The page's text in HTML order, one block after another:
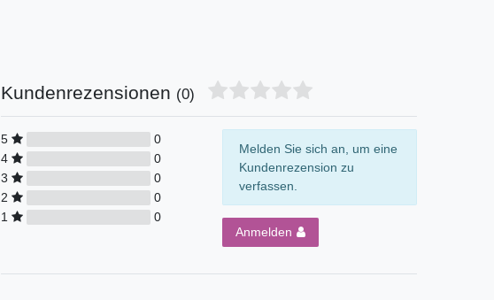
Kundenrezensionen (0)
5
0
4
0
3
0
2
0
1
0
Melden Sie sich an, um eine
Kundenrezension zu
verfassen.
Anmelden